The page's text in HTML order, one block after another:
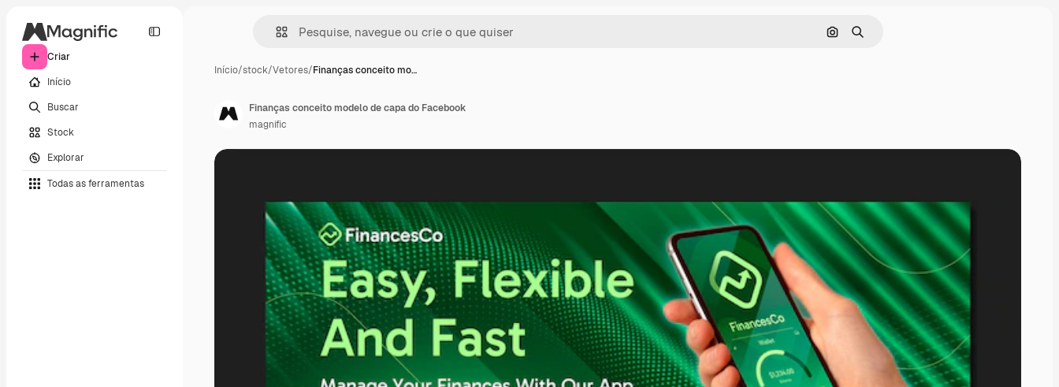
Criar
Início
Buscar
Stock
Explorar
Todas as ferramentas
Pesquisar por imagem
Buscar
Início/stock/Vetores/Finanças conceito mo…
Finanças conceito modelo de capa do Facebook
magnific